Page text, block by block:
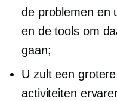
de problemen en
en de tools om
gaan;
U zult een
activiteiten